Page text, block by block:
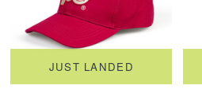
JUST LANDED